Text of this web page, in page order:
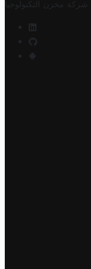
شركة مخزن التكنولوجيا